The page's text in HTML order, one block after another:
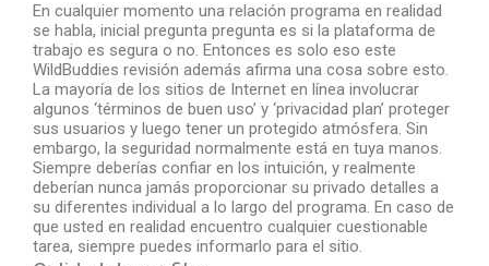
En cualquier momento una relación programa en realidad
se habla, inicial pregunta pregunta es si la plataforma de
trabajo es segura o no. Entonces es solo eso este
WildBuddies revisión además afirma una cosa sobre esto.
La mayoría de los sitios de Internet en línea involucrar
algunos ‘términos de buen uso’ y ‘privacidad plan’ proteger
sus usuarios y luego tener un protegido atmósfera. Sin
embargo, la seguridad normalmente está en tuya manos.
Siempre deberías confiar en los intuición, y realmente
deberían nunca jamás proporcionar su privado detalles a
su diferentes individual a lo largo del programa. En caso de
que usted en realidad encuentro cualquier cuestionable
tarea, siempre puedes informarlo para el sitio.